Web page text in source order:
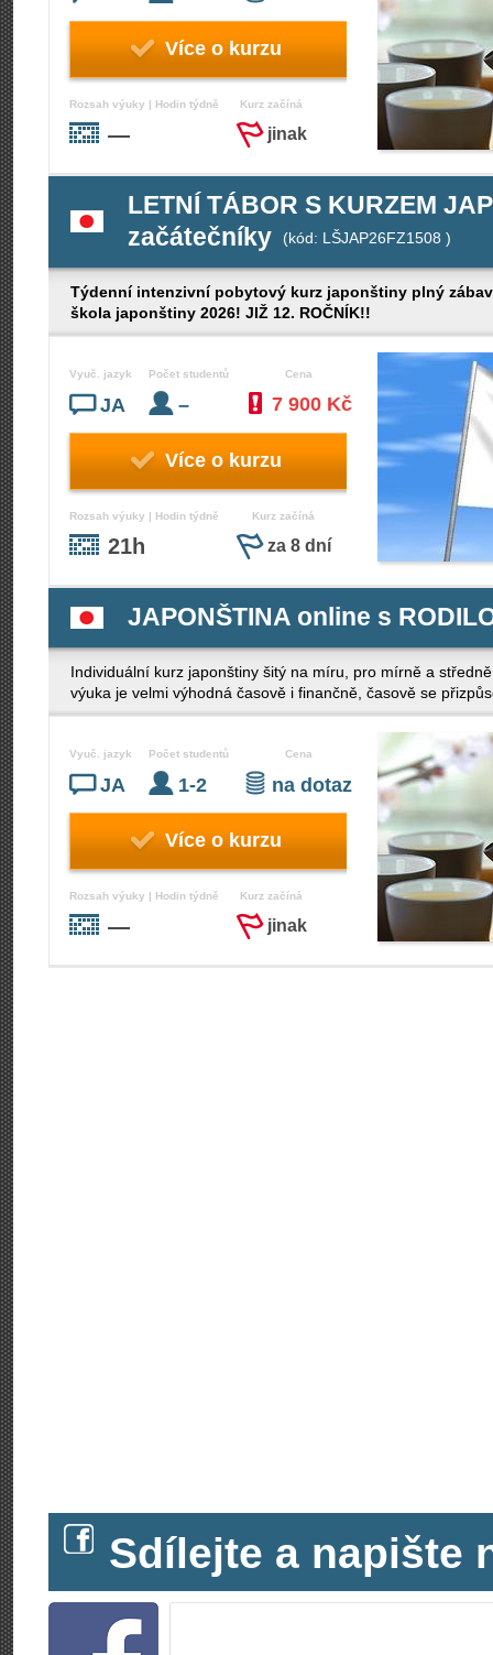
Více o kurzu
Rozsah výuky | Hodin týdně
—
Kurz začíná
jinak
LETNÍ TÁBOR S KURZEM
začátečníky
(kód: LŠJAP26FZ1508 )
Týdenní intenzivní pobytový kurz japonštiny plný
škola japonštiny 2026! JIŽ 12. ROČNÍK!!
Vyuč. jazyk
JA
Počet studentů
–
Cena
7 900 Kč
Více o kurzu
Rozsah výuky | Hodin týdně
21h
Kurz začíná
za 8 dní
JAPONŠTINA online s
Individuální kurz japonštiny šitý na míru, pro mírně a
výuka je velmi výhodná časově i finančně, časově se
Vyuč. jazyk
JA
Počet studentů
1-2
Cena
na dotaz
Více o kurzu
Rozsah výuky | Hodin týdně
—
Kurz začíná
jinak
Sdílejte a napište